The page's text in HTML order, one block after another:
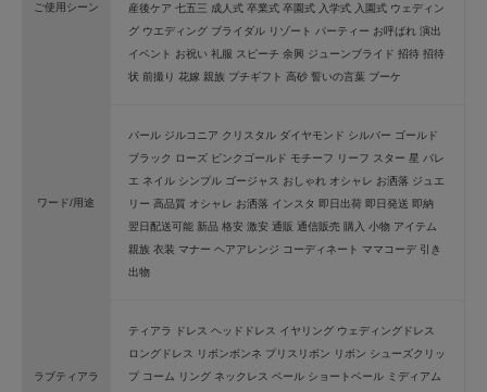
ご使用シーン
産後ケア 七五三 成人式 卒業式 卒園式 入学式 入園式 ウェディン
グ ウエディング ブライダル リゾート パーティー お呼ばれ 演出
イベント お祝い 礼服 スピーチ 余興 ジューンブライド 招待 招待
状 前撮り 花嫁 親族 プチギフト 高砂 誓いの言葉 ブーケ
ワード/用途
パール ジルコニア クリスタル ダイヤモンド シルバー ゴールド
ブラック ローズ ピンクゴールド モチーフ リーフ スター 星 バレ
エ ネイル シンプル ゴージャス おしゃれ オシャレ お洒落 ジュエ
リー 高品質 オシャレ お洒落 インスタ 即日出荷 即日発送 即納
翌日配送可能 新品 格安 激安 通販 通信販売 購入 小物 アイテム
親族 衣装 マナー ヘアアレンジ コーディネート ママコーデ 引き
出物
ラブティアラ
ティアラ ドレス ヘッドドレス イヤリング ウェディングドレス
ロングドレス リボンボンネ プリスリボン リボン シューズクリッ
プ コーム リング ネックレス ベール ショートベール ミディアム